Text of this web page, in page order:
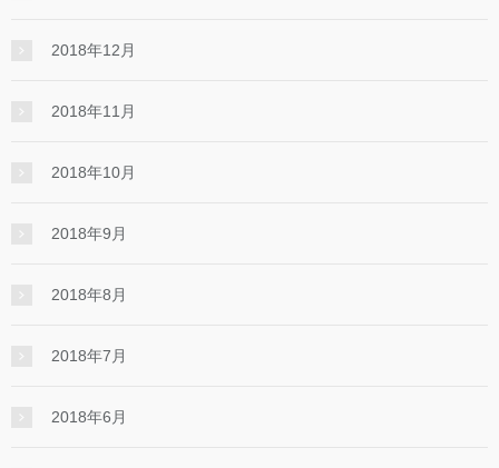
2018年12月
2018年11月
2018年10月
2018年9月
2018年8月
2018年7月
2018年6月